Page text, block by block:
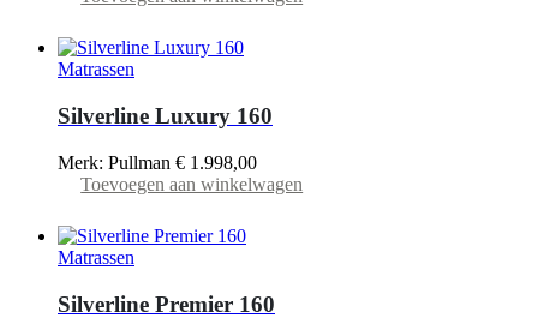
Matrassen
Silverline Luxury 160
Merk: Pullman € 1.998,00
Toevoegen aan winkelwagen
Matrassen
Silverline Premier 160